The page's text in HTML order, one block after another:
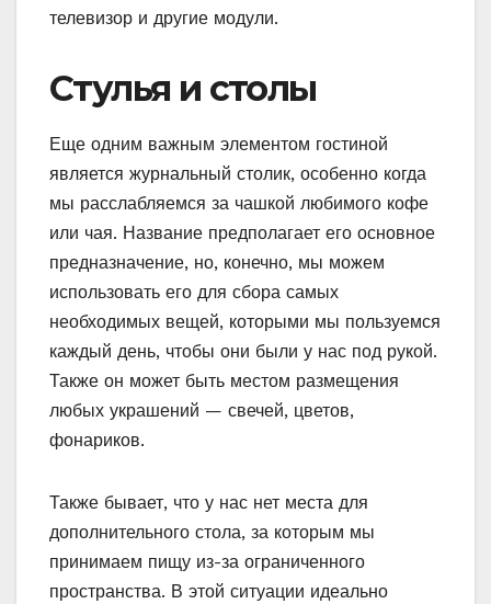
телевизор и другие модули.
Стулья и столы
Еще одним важным элементом гостиной
является журнальный столик, особенно когда
мы расслабляемся за чашкой любимого кофе
или чая. Название предполагает его основное
предназначение, но, конечно, мы можем
использовать его для сбора самых
необходимых вещей, которыми мы пользуемся
каждый день, чтобы они были у нас под рукой.
Также он может быть местом размещения
любых украшений — свечей, цветов,
фонариков.
Также бывает, что у нас нет места для
дополнительного стола, за которым мы
принимаем пищу из-за ограниченного
пространства. В этой ситуации идеально